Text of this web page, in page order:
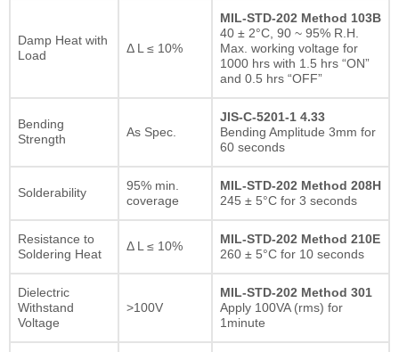
Damp Heat with
Load
Δ L ≤ 10%
MIL-STD-202 Method 103B
40 ± 2°C, 90 ~ 95% R.H.
Max. working voltage for
1000 hrs with 1.5 hrs “ON”
and 0.5 hrs “OFF”
Bending
Strength
As Spec.
JIS-C-5201-1 4.33
Bending Amplitude 3mm for
60 seconds
Solderability
95% min.
coverage
MIL-STD-202 Method 208H
245 ± 5°C for 3 seconds
Resistance to
Soldering Heat
Δ L ≤ 10%
MIL-STD-202 Method 210E
260 ± 5°C for 10 seconds
Dielectric
Withstand
Voltage
>100V
MIL-STD-202 Method 301
Apply 100VA (rms) for
1minute